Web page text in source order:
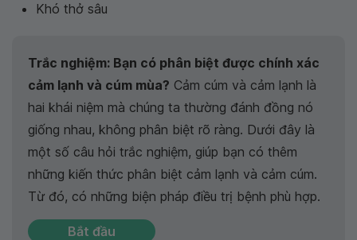
Khó thở sâu
Trắc nghiệm: Bạn có phân biệt được chính xác
cảm lạnh và cúm mùa? Cảm cúm và cảm lạnh là
hai khái niệm mà chúng ta thường đánh đồng nó
giống nhau, không phân biệt rõ ràng. Dưới đây là
một số câu hỏi trắc nghiệm, giúp bạn có thêm
những kiến thức phân biệt cảm lạnh và cảm cúm.
Từ đó, có những biện pháp điều trị bệnh phù hợp.
Bắt đầu